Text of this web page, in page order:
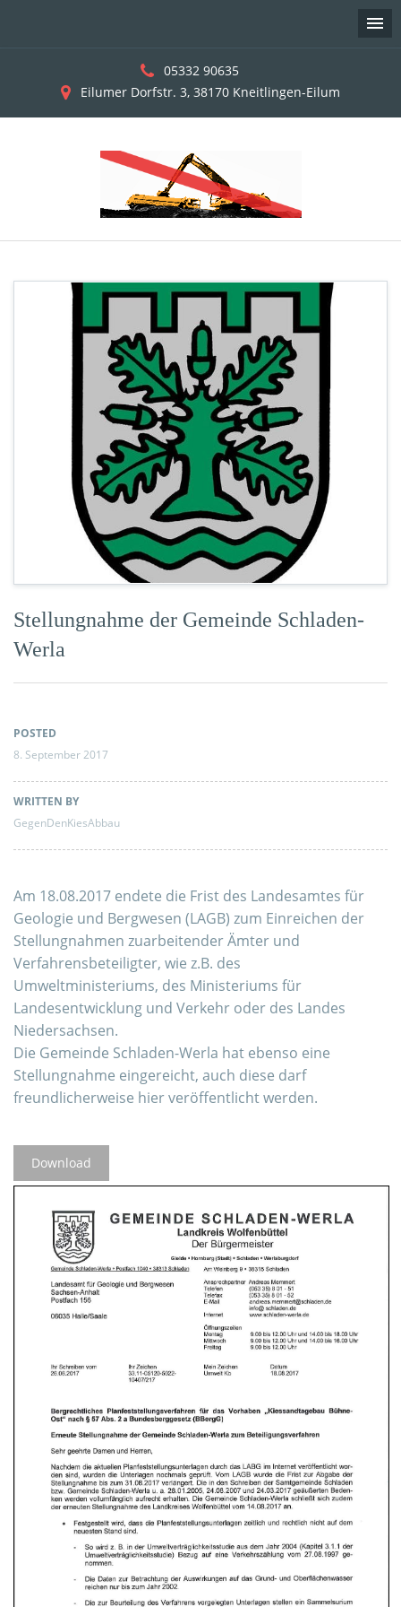
05332 90635
Eilumer Dorfstr. 3, 38170 Kneitlingen-Eilum
Stellungnahme der Gemeinde Schladen-
Werla
POSTED
8. September 2017
WRITTEN BY
GegenDenKiesAbbau
Am 18.08.2017 endete die Frist des Landesamtes für
Geologie und Bergwesen (LAGB) zum Einreichen der
Stellungnahmen zuarbeitender Ämter und
Verfahrensbeteiligter, wie z.B. des
Umweltministeriums, des Ministeriums für
Landesentwicklung und Verkehr oder des Landes
Niedersachsen.
Die Gemeinde Schladen-Werla hat ebenso eine
Stellungnahme eingereicht, auch diese darf
freundlicherweise hier veröffentlicht werden.
Download